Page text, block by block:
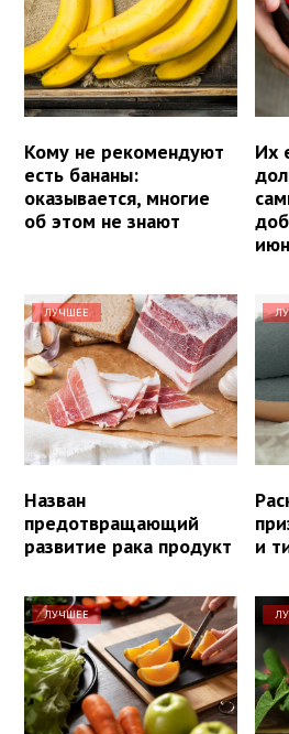
Кому не рекомендуют
есть бананы:
оказывается, многие
об этом не знают
Их
ЛУЧШЕЕ
Назван
предотвращающий
развитие рака продукт
и
ЛУЧШЕЕ